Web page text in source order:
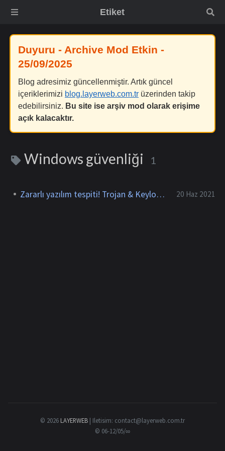
Etiket
Duyuru - Archive Mod Etkin -
25/09/2025
Blog adresimiz güncellenmiştir. Artık güncel
içeriklerimizi blog.layerweb.com.tr üzerinden takip
edebilirsiniz. Bu site ise arşiv mod olarak erişime
açık kalacaktır.
Windows güvenliği 1
Zararlı yazılım tespiti! Trojan & Keylogger 20 Haz 2021
© 2026 LAYERWEB | Iletisim: contact@layerweb.com.tr
© 06-12/05/∞